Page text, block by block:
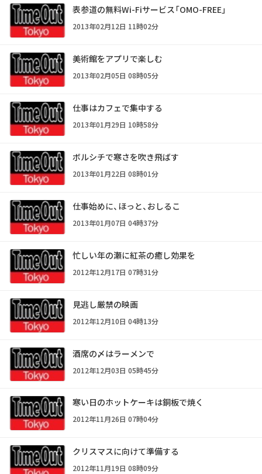
表参道の無料Wi-Fiサービス「OMO-FREE」
2013年02月12日 11時02分
美術館をアプリで楽しむ
2013年02月05日 08時05分
仕事はカフェで集中する
2013年01月29日 10時58分
ボルシチで寒さを吹き飛ばす
2013年01月22日 08時01分
仕事始めに、ほっと、おしるこ
2013年01月07日 04時37分
忙しい年の瀬に紅茶の癒し効果を
2012年12月17日 07時31分
見逃し厳禁の映画
2012年12月10日 04時13分
酒席の〆はラーメンで
2012年12月03日 05時45分
寒い日のホットケーキは銅板で焼く
2012年11月26日 07時04分
クリスマスに向けて準備する
2012年11月19日 08時09分